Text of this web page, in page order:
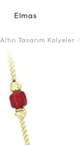
Elmas
Altın Tasarım Kolyeler